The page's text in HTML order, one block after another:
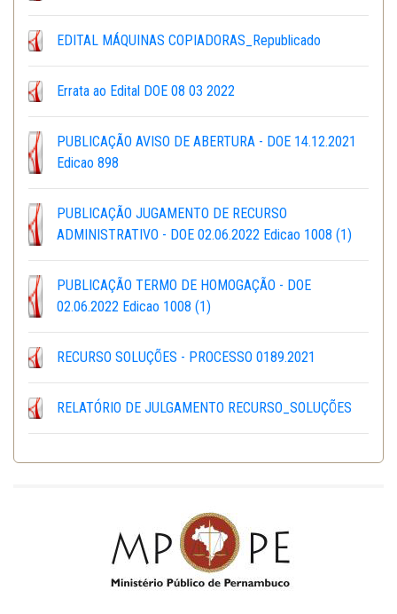
EDITAL MÁQUINAS COPIADORAS_Republicado
Errata ao Edital DOE 08 03 2022
PUBLICAÇÃO AVISO DE ABERTURA - DOE 14.12.2021
Edicao 898
PUBLICAÇÃO JUGAMENTO DE RECURSO
ADMINISTRATIVO - DOE 02.06.2022 Edicao 1008 (1)
PUBLICAÇÃO TERMO DE HOMOGAÇÃO - DOE
02.06.2022 Edicao 1008 (1)
RECURSO SOLUÇÕES - PROCESSO 0189.2021
RELATÓRIO DE JULGAMENTO RECURSO_SOLUÇÕES